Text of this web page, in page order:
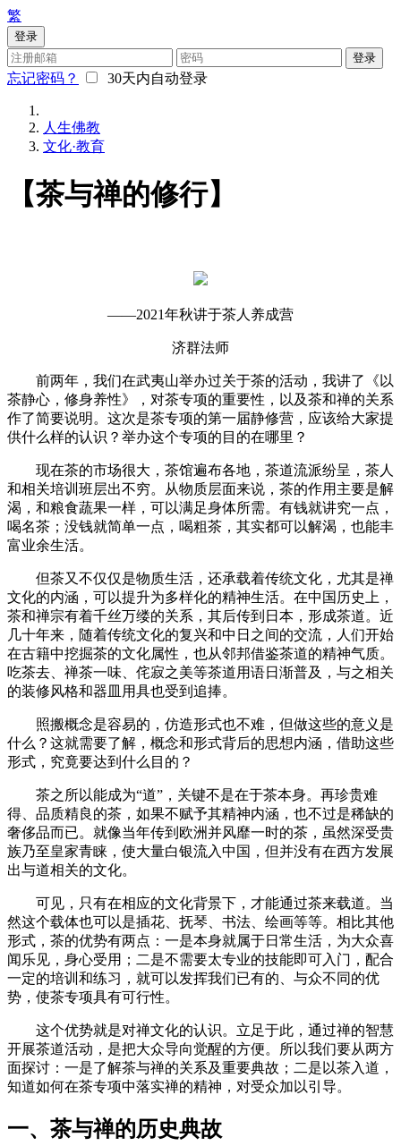
繁
登录
登录
忘记密码？ 30天内自动登录
人生佛教
文化·教育
【茶与禅的修行】
——2021年秋讲于茶人养成营
济群法师
前两年，我们在武夷山举办过关于茶的活动，我讲了《以
茶静心，修身养性》，对茶专项的重要性，以及茶和禅的关系
作了简要说明。这次是茶专项的第一届静修营，应该给大家提
供什么样的认识？举办这个专项的目的在哪里？
现在茶的市场很大，茶馆遍布各地，茶道流派纷呈，茶人
和相关培训班层出不穷。从物质层面来说，茶的作用主要是解
渴，和粮食蔬果一样，可以满足身体所需。有钱就讲究一点，
喝名茶；没钱就简单一点，喝粗茶，其实都可以解渴，也能丰
富业余生活。
但茶又不仅仅是物质生活，还承载着传统文化，尤其是禅
文化的内涵，可以提升为多样化的精神生活。在中国历史上，
茶和禅宗有着千丝万缕的关系，其后传到日本，形成茶道。近
几十年来，随着传统文化的复兴和中日之间的交流，人们开始
在古籍中挖掘茶的文化属性，也从邻邦借鉴茶道的精神气质。
吃茶去、禅茶一味、侘寂之美等茶道用语日渐普及，与之相关
的装修风格和器皿用具也受到追捧。
照搬概念是容易的，仿造形式也不难，但做这些的意义是
什么？这就需要了解，概念和形式背后的思想内涵，借助这些
形式，究竟要达到什么目的？
茶之所以能成为“道”，关键不是在于茶本身。再珍贵难
得、品质精良的茶，如果不赋予其精神内涵，也不过是稀缺的
奢侈品而已。就像当年传到欧洲并风靡一时的茶，虽然深受贵
族乃至皇家青睐，使大量白银流入中国，但并没有在西方发展
出与道相关的文化。
可见，只有在相应的文化背景下，才能通过茶来载道。当
然这个载体也可以是插花、抚琴、书法、绘画等等。相比其他
形式，茶的优势有两点：一是本身就属于日常生活，为大众喜
闻乐见，身心受用；二是不需要太专业的技能即可入门，配合
一定的培训和练习，就可以发挥我们已有的、与众不同的优
势，使茶专项具有可行性。
这个优势就是对禅文化的认识。立足于此，通过禅的智慧
开展茶道活动，是把大众导向觉醒的方便。所以我们要从两方
面探讨：一是了解茶与禅的关系及重要典故；二是以茶入道，
知道如何在茶专项中落实禅的精神，对受众加以引导。
一、茶与禅的历史典故